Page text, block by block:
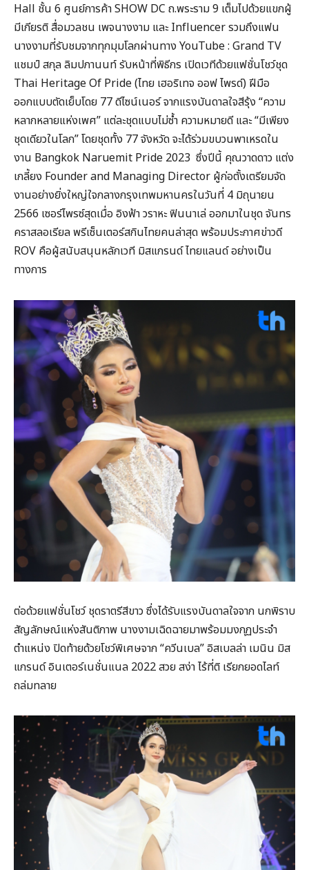
Hall ชั้น 6 ศูนย์การค้า SHOW DC ถ.พระราม 9 เต็มไปด้วยแขกผู้
มีเกียรติ สื่อมวลชน เพจนางงาม และ Influencer รวมถึงแฟน
นางงามที่รับชมจากทุกมุมโลกผ่านทาง YouTube : Grand TV
แชมป์ สกุล ลิมปภานนท์ รับหน้าที่พิธีกร เปิดเวทีด้วยแฟชั่นโชว์ชุด
Thai Heritage Of Pride (ไทย เฮอริเทจ ออฟ ไพรด์) ฝีมือ
ออกแบบตัดเย็บโดย 77 ดีไซน์เนอร์ จากแรงบันดาลใจสีรุ้ง “ความ
หลากหลายแห่งเพศ” แต่ละชุดแบบไม่ซ้ำ ความหมายดี และ “มีเพียง
ชุดเดียวในโลก” โดยชุดทั้ง 77 จังหวัด จะได้ร่วมขบวนพาเหรดใน
งาน Bangkok Naruemit Pride 2023 ซึ่งปีนี้ คุณวาดดาว แต่ง
เกลี้ยง Founder and Managing Director ผู้ก่อตั้งเตรียมจัด
งานอย่างยิ่งใหญ่ใจกลางกรุงเทพมหานครในวันที่ 4 มิถุนายน
2566 เซอร์ไพรซ์สุดเมื่อ อิงฟ้า วราหะ ฟินนาเล่ ออกมาในชุด จันทร
คราสลอเรียล พรีเซ็นเตอร์สกินไทยคนล่าสุด พร้อมประกาศข่าวดี
ROV คือผู้สนับสนุนหลักเวที มิสแกรนด์ ไทยแลนด์ อย่างเป็น
ทางการ
ต่อด้วยแฟชั่นโชว์ ชุดราตรีสีขาว ซึ่งได้รับแรงบันดาลใจจาก นกพิราบ
สัญลักษณ์แห่งสันติภาพ นางงามเฉิดฉายมาพร้อมมงกุฏประจำ
ตำแหน่ง ปิดท้ายด้วยโชว์พิเศษจาก “ควีนเบล” อิสเบลล่า เมนิน มิส
แกรนด์ อินเตอร์เนชั่นแนล 2022 สวย สง่า ไร้ที่ติ เรียกยอดไลท์
ถล่มทลาย